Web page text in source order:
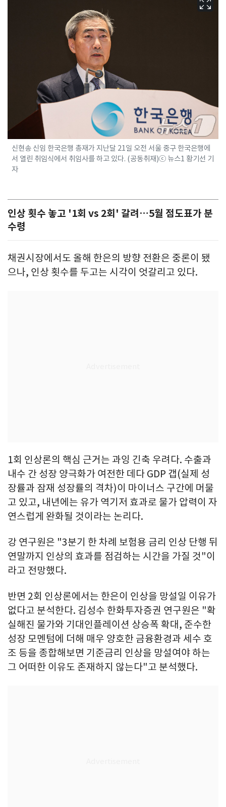
신현송 신임 한국은행 총재가 지난달 21일 오전 서울 중구 한국은행에
서 열린 취임식에서 취임사를 하고 있다. (공동취재)ⓒ 뉴스1 황기선 기
자
인상 횟수 놓고 '1회 vs 2회' 갈려…5월 점도표가 분
수령
채권시장에서도 올해 한은의 방향 전환은 중론이 됐
으나, 인상 횟수를 두고는 시각이 엇갈리고 있다.
1회 인상론의 핵심 근거는 과잉 긴축 우려다. 수출과
내수 간 성장 양극화가 여전한 데다 GDP 갭(실제 성
장률과 잠재 성장률의 격차)이 마이너스 구간에 머물
고 있고, 내년에는 유가 역기저 효과로 물가 압력이 자
연스럽게 완화될 것이라는 논리다.
강 연구원은 "3분기 한 차례 보험용 금리 인상 단행 뒤
연말까지 인상의 효과를 점검하는 시간을 가질 것"이
라고 전망했다.
반면 2회 인상론에서는 한은이 인상을 망설일 이유가
없다고 분석한다. 김성수 한화투자증권 연구원은 "확
실해진 물가와 기대인플레이션 상승폭 확대, 준수한
성장 모멘텀에 더해 매우 양호한 금융환경과 세수 호
조 등을 종합해보면 기준금리 인상을 망설여야 하는
그 어떠한 이유도 존재하지 않는다"고 분석했다.